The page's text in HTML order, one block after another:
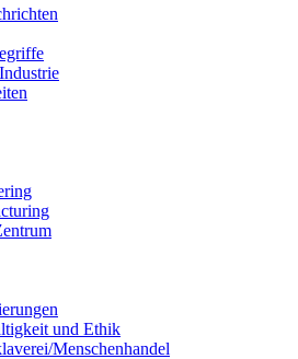
und Ethik
Menschenhandel